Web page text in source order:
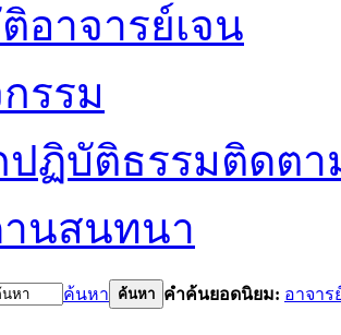
อาจารย์เจน
รรม
ฏิบัติธรรมติดต
นสนทนา
ค้นหา ค้นหา คำค้นยอดนิยม: อาจาร